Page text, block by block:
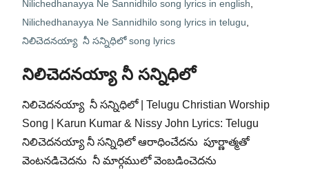
Nilichedhanayya Ne Sannidhilo song lyrics in english
Nilichedhanayya Ne Sannidhilo song lyrics in telugu
నిలిచెదనయ్యా నీ సన్నిధిలో song lyrics
నిలిచెదనయ్యా నీ సన్నిధిలో
నిలిచెదనయ్యా నీ సన్నిధిలో | Telugu Christian Worship
Song | Karun Kumar & Nissy John Lyrics: Telugu
నిలిచెదనయ్యా నీ సన్నిధిలో ఆరాధించేదను పూర్ణాత్మతో
వెంటనడిచెదను నీ మార్గములో వెంబడించెదను